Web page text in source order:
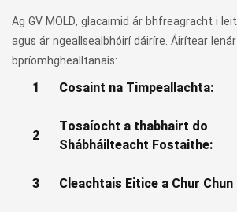
Ag GV MOLD, glacaimid ár bhfreagracht i
agus ár ngeallsealbhóirí dáiríre. Áirítear lenár
bpríomhghealltanais:
1 Cosaint na Timpeallachta:
2
Tosaíocht a thabhairt do
Shábháilteacht Fostaithe:
3 Cleachtais Eitice a Chur Chun